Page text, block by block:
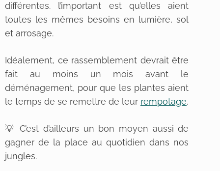
différentes. l’important est qu’elles aient
toutes les mêmes besoins en lumière, sol
et arrosage.
Idéalement, ce rassemblement devrait être
fait au moins un mois avant le
déménagement, pour que les plantes aient
le temps de se remettre de leur rempotage.
💡 C’est d’ailleurs un bon moyen aussi de
gagner de la place au quotidien dans nos
jungles.